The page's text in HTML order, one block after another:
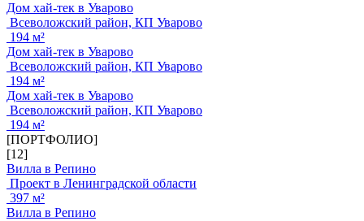
Дом хай-тек в Уварово
Всеволожский район, КП Уварово
194 м²
Дом хай-тек в Уварово
Всеволожский район, КП Уварово
194 м²
Дом хай-тек в Уварово
Всеволожский район, КП Уварово
194 м²
[ПОРТФОЛИО]
[12]
Вилла в Репино
Проект в Ленинградской области
397 м²
Вилла в Репино